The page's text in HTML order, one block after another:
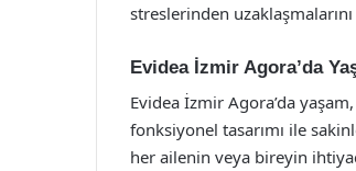
streslerinden uzaklaşmalarını
Evidea İzmir Agora’da
Evidea İzmir Agora’da
fonksiyonel tasarımı ile
her ailenin veya bireyin